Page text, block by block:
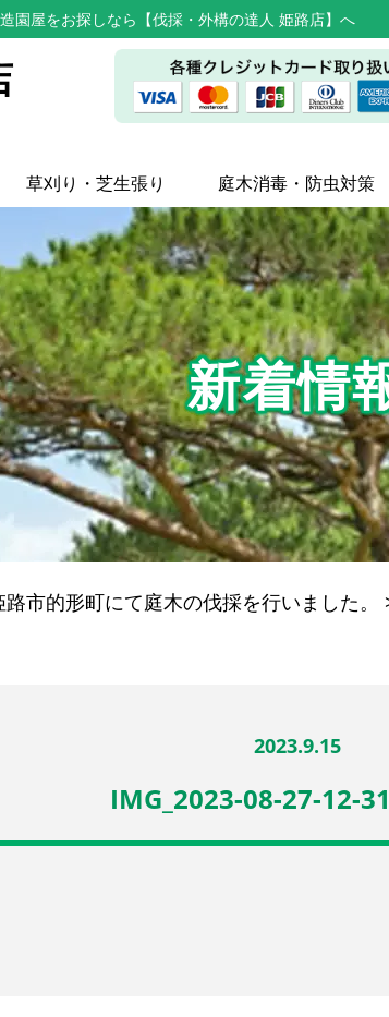
園屋をお探しなら【伐採・外構の達人 姫路店】へ
草刈り・芝生張り 庭木消毒・防虫対策
新着情
路市的形町にて庭木の伐採を行いました。
2023.9.15
IMG_2023-08-27-12-